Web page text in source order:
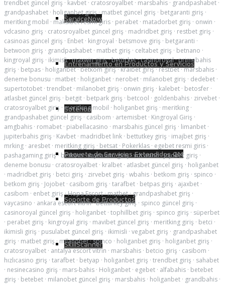
ServiceNow
Entrenamiento en Productos y Servicios
Soterion
Paquete de Servicios Extendidos QM
Soporte de Productos
SkillScanner
trendbet güncel giriş · kavbet · cratosroyalbet · marsbahis · grandpashabet ·
grandpashabet · holiganbet giriş·matbet güncel giriş · betgaranti giriş ·
meritking mobil · maksibet resmi giris · perabet · matadorbet giriş · onwin ·
vdcasino giriş · cratosroyalbet güncel giriş · madridbet giriş · restbet giriş ·
casinoas güncel giriş · Enbet · kingroyal · betsmove giriş · betgaranti ·
betwoon giriş · grandpashabet · matbet giriş · celtabet giriş · betnano ·
kingroyal giriş · ikimisli·maxwin giriş·betticket·casinoroyal·primebahis
giriş · betpas · holiganbet·betkom giriş·kralbet giriş·restbet·marsbahis ·
deneme bonusu · matbet · holiganbet · nerobet · milanobet giriş · dedebet ·
supertotobet · trendbet · milanobet giriş · onwin giriş · kalebet · betosfer ·
atlasbet güncel giriş · betgit · betpark giriş · betcool · goldenbahis · zirvebet ·
cratosroyalbet giriş · meritking mobil · holiganbet giriş · meritking ·
grandpashabet güncel giriş · casibom · artemisbet · Kingroyal Giriş ·
amgbahis · romabet · piabellacasino · marsbahis güncel giriş · limanbet ·
jupiterbahis giriş · Kavbet · madridbet link · bettutkey giriş · imajbet giriş ·
mrking · aresbet · meritking giriş · betsat · Pokerklas · egebet resmi giris ·
pashagaming giriş· betkom·vaycasino giriş·vdcasino·jojobet giriş ·
deneme bonusu · cratosroyalbet · kralbet · atlasbet güncel giriş · holiganbet
· madridbet giriş · betci giriş · zirvebet giriş · wbahis · betkom giriş · spinco ·
betkom giriş · Jojobet · casibom giriş · tarafbet · betpas giriş · ajaxbet ·
casibom · enbet giriş·Hopa Escort·matbet·grandpashabet giriş ·
vaycasino · ankara escort vitrin·betturkey giriş · spinco güncel giriş ·
casinoroyal güncel giriş · holiganbet · tophillbet giriş · spinco giriş · süperbet
· perabet giriş · kingroyal giriş · mavibet güncel giriş · meritking giriş · betci ·
ikimisli giriş · pusulabet güncel giriş · ikimisli · vegabet giriş · grandpashabet
giriş · matbet giriş·milanobet·spinco · holiganbet giriş · holiganbet giriş ·
cratosroyalbet · antalya escort vitrin · marsbahis · betcio giriş · casibom ·
hızlıcasino giriş · tarafbet · betyap · holiganbet giriş · trendbet giriş · sahabet
· nesinecasino giriş · mars-bahis · Holiganbet · egebet · alfabahis · betebet
giriş · betebet · milanobet güncel giriş · marsbahis · holiganbet · grandbahis ·